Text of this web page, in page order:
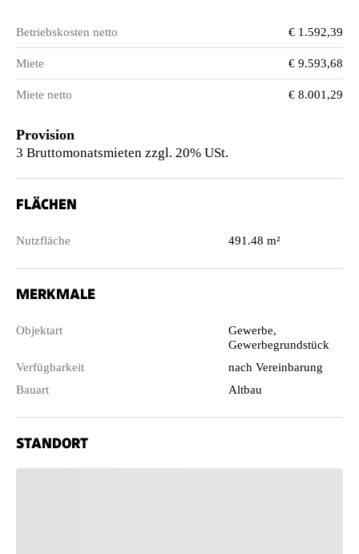
Betriebskosten netto € 1.592,39
Miete € 9.593,68
Miete netto € 8.001,29
Provision
3 Bruttomonatsmieten zzgl. 20% USt.
FLÄCHEN
Nutzfläche 491.48 m²
MERKMALE
Objektart
Gewerbe,
Gewerbegrundstück
Verfügbarkeit
nach Vereinbarung
Bauart
Altbau
STANDORT